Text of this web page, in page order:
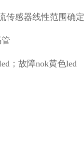
传感器线性范围确定
；故障nok黄色led